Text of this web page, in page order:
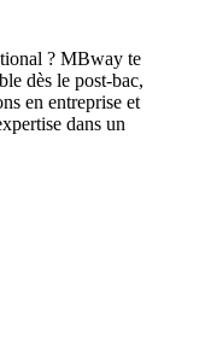
? MBway te
dès le post-bac,
en entreprise et
dans un